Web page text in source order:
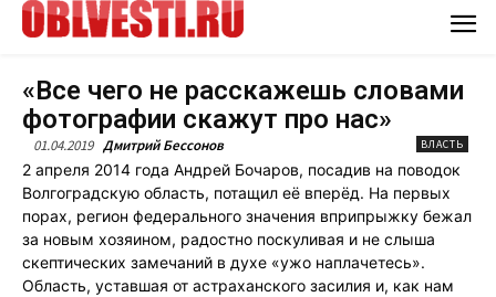
«Все чего не расскажешь словами
фотографии скажут про нас»
01.04.2019 Дмитрий Бессонов ВЛАСТЬ
2 апреля 2014 года Андрей Бочаров, посадив на поводок
Волгоградскую область, потащил её вперёд. На первых
порах, регион федерального значения вприпрыжку бежал
за новым хозяином, радостно поскуливая и не слыша
скептических замечаний в духе «ужо наплачетесь».
Область, уставшая от астраханского засилия и, как нам